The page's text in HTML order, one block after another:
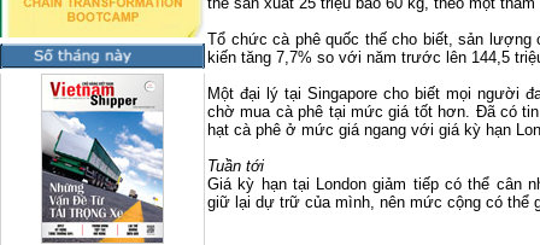
Tổ chức cà phê quốc thế cho biết, sản
kiến tăng 7,7% so với năm trước lên 144,5
Một đại lý tại Singaporecho biết mọi người
chờ mua cà phê tại mức giá tốt hơn. Đã có
hạt cà phê ở mức giá ngang với giá kỳ hạn
Tuần tới
Giá kỳ hạn tại London giảm tiếp có thể cân
giữ lại dự trữ của mình, nên mức cộng có thể